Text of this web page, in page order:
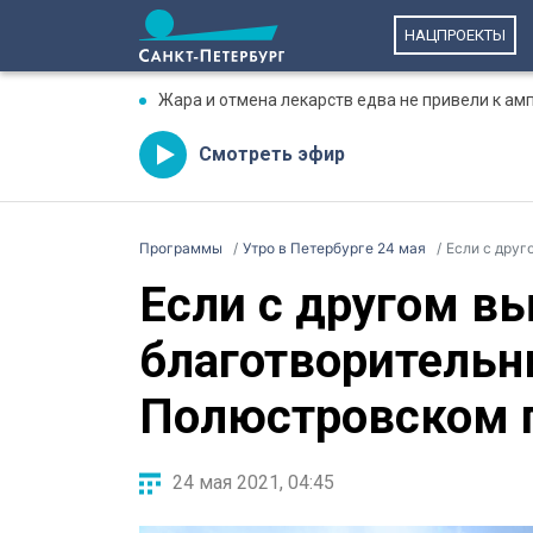
НАЦПРОЕКТЫ
Жара и отмена лекарств едва не привели к
Смотреть эфир
Программы Утро в Петербурге 24 мая Если с
Если с другом
Полюстровском
24 мая 2021, 04:45